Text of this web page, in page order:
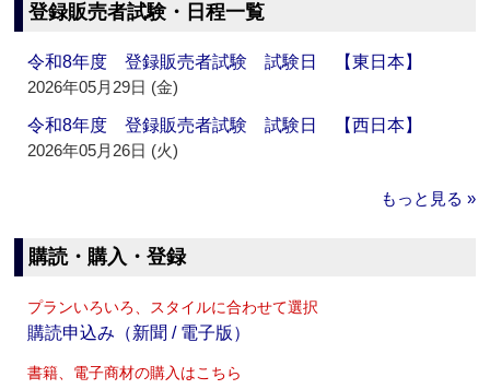
登録販売者試験・日程一覧
令和8年度 登録販売者試験 試験日 【東日本】
2026年05月29日 (金)
令和8年度 登録販売者試験 試験日 【西日本】
2026年05月26日 (火)
もっと見る »
購読・購入・登録
プランいろいろ、スタイルに合わせて選択
購読申込み（新聞 / 電子版）
書籍、電子商材の購入はこちら